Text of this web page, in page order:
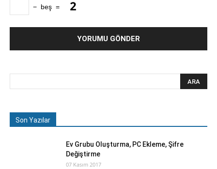
− beş =
Son Yazılar
Ev Grubu Oluşturma, PC Ekleme, Şifre
Değiştirme
07 Kasım 2017